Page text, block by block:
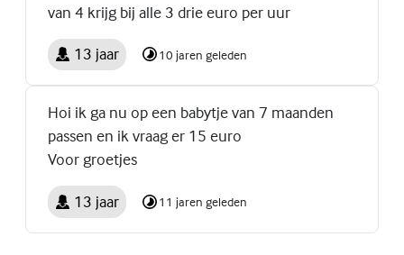
van 4 krijg bij alle 3 drie euro per uur
13 jaar 10 jaren geleden
Hoi ik ga nu op een babytje van 7 maanden
passen en ik vraag er 15 euro
Voor groetjes
13 jaar 11 jaren geleden